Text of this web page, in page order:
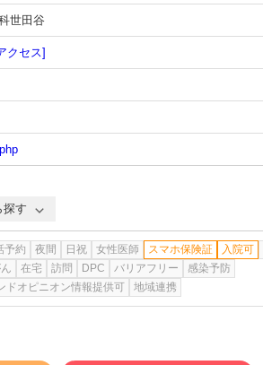
世田谷
クセス]
探す
予約 夜間 日祝 女性医師 スマホ保険証 入院可
在宅 訪問 DPC バリアフリー
感染予防
ドオピニオン情報提供可 地域連携